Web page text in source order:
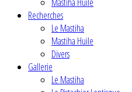
Recherches
Le Mastiha
Mastiha Huile
Divers
Gallerie
Le Mastiha